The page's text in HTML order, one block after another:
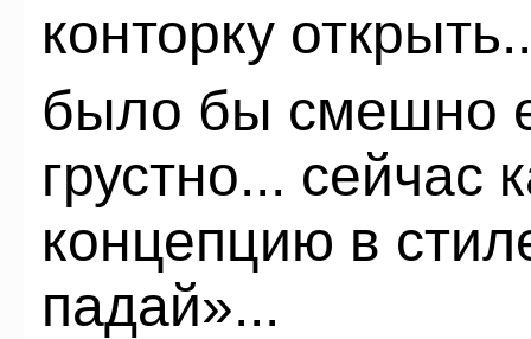
конторку
было бы смешно
грустно... сейчас
концепцию в
падай»...